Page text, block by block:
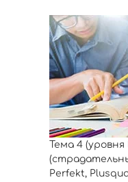
Тема 4 (уровня
Perfekt,